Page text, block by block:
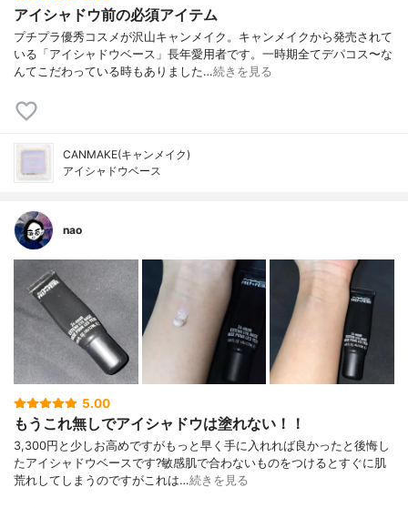
アイシャドウ前の必須アイテム
プチプラ優秀コスメが沢山キャンメイク。キャンメイクから発売されて
いる「アイシャドウベース」長年愛用者です。一時期全てデパコス〜な
んてこだわっている時もありました…続きを見る
CANMAKE(キャンメイク)
アイシャドウベース
nao
5.00
もうこれ無しでアイシャドウは塗れない！！
3,300円と少しお高めですがもっと早く手に入れれば良かったと後悔し
たアイシャドウベースです?敏感肌で合わないものをつけるとすぐに肌
荒れしてしまうのですがこれは…続きを見る